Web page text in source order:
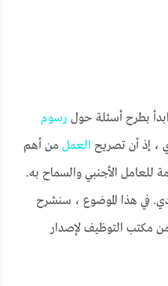
ابدأ بطرح أسئلة حول رسوم
، إذ أن تصريح العمل من أهم
للعامل الأجنبي والسماح به.
في هذا الموضوع ، سنشرح
مكتب التوظيف لإصدار